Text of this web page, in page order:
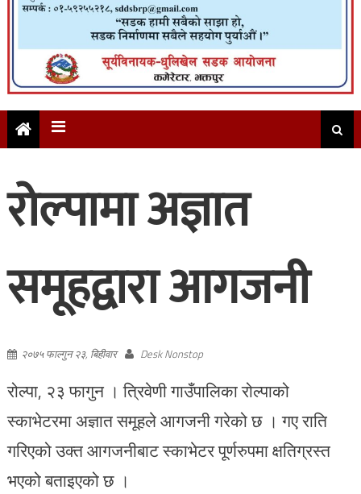
रोल्पामा अज्ञात
समूहद्वारा आगजनी
२०७५ फाल्गुन २३, बिहीवार Desk Nonstop
रोल्पा, २३ फागुन । त्रिवेणी गाउँपालिका रोल्पाको
स्काभेटरमा अज्ञात समूहले आगजनी गरेको छ । गए राति
गरिएको उक्त आगजनीबाट स्काभेटर पूर्णरुपमा क्षतिग्रस्त
भएको बताइएको छ ।